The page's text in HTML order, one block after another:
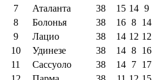
7
Аталанта 38 15 14 9
8
Болонья 38 16 8 14
9
Лацио 38 14 12 12
10
Удинезе 38 14 8 16
11
Сассуоло 38 14 7 17